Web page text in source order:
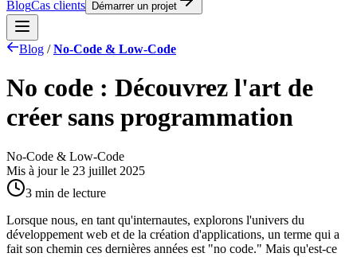
BlogCas clients Démarrer un projet
Blog /No-Code & Low-Code
No code : Découvrez l'art de
créer sans programmation
No-Code & Low-Code
Mis à jour le 23 juillet 2025
3 min de lecture
Lorsque nous, en tant qu'internautes, explorons l'univers du
développement web et de la création d'applications, un terme qui a
fait son chemin ces dernières années est "no code." Mais qu'est-ce